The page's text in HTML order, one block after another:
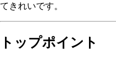
てきれいです。
トップポイント